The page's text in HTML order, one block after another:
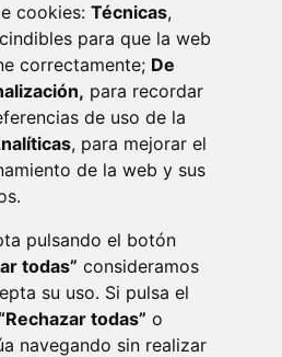
cookies: Técnicas,
para que la web
correctamente; De
para recordar
de uso de la
, para mejorar el
de la web y sus
pulsando el botón
todas” consideramos
su uso. Si pulsa el
todas” o
navegando sin realizar
- ARAGÓN (ESPAÑA)
974 400 700 ·
monzon.es
LEGAL
DE DATOS
DE COOKIES